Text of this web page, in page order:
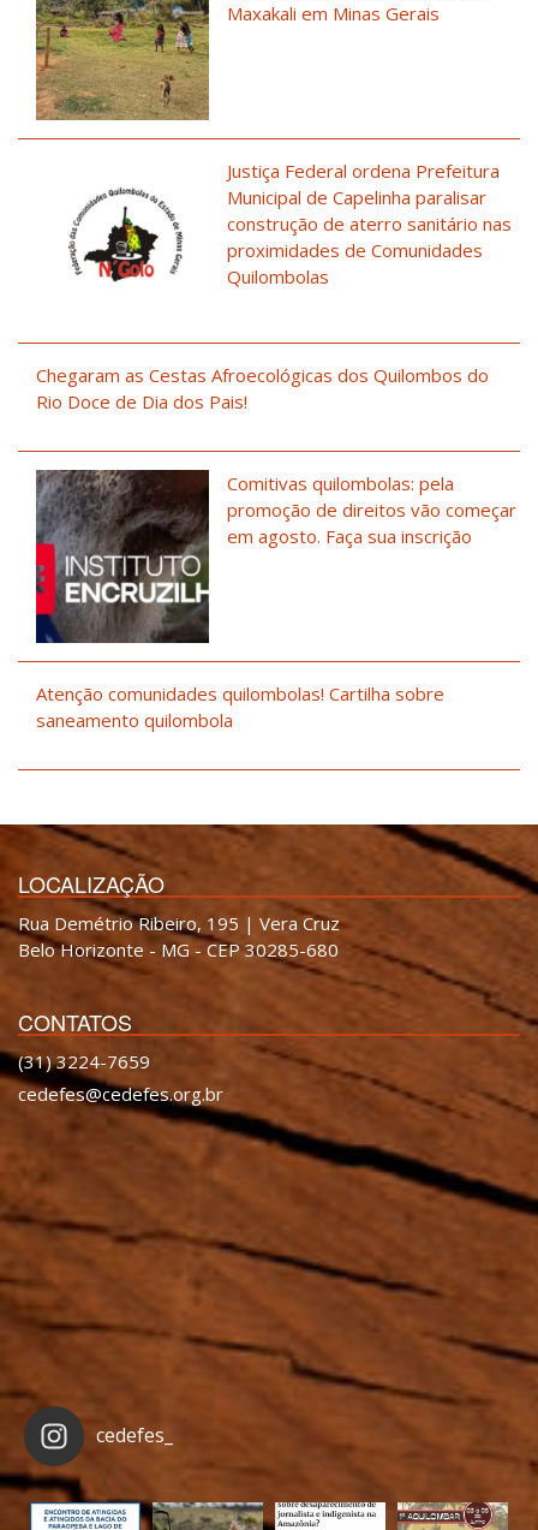
Maxakali em Minas Gerais
Justiça Federal ordena Prefeitura
Municipal de Capelinha paralisar
construção de aterro sanitário nas
proximidades de Comunidades
Quilombolas
Chegaram as Cestas Afroecológicas dos Quilombos do
Rio Doce de Dia dos Pais!
Comitivas quilombolas: pela
promoção de direitos vão começar
em agosto. Faça sua inscrição
Atenção comunidades quilombolas! Cartilha sobre
saneamento quilombola
LOCALIZAÇÃO
Rua Demétrio Ribeiro, 195 | Vera Cruz
Belo Horizonte - MG - CEP 30285-680
CONTATOS
(31) 3224-7659
cedefes@cedefes.org.br
cedefes_